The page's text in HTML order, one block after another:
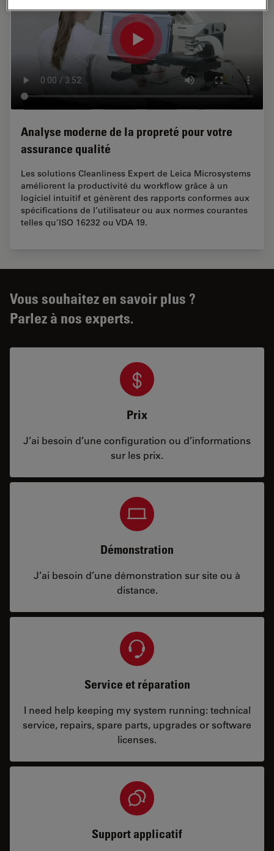
Analyse moderne de la propreté pour votre
assurance qualité
Les solutions Cleanliness Expert de Leica Microsystems
améliorent la productivité du workflow grâce à un
logiciel intuitif et génèrent des rapports conformes aux
spécifications de l’utilisateur ou aux normes courantes
telles qu’ISO 16232 ou VDA 19.
Vous souhaitez en savoir plus ?
Parlez à nos experts.
Prix
J’ai besoin d’une configuration ou d’informations
sur les prix.
Démonstration
J’ai besoin d’une démonstration sur site ou à
distance.
Service et réparation
I need help keeping my system running: technical
service, repairs, spare parts, upgrades or software
licenses.
Support applicatif